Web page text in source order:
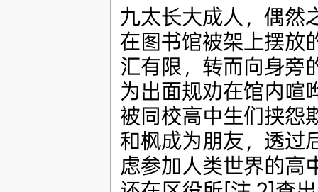
九太长大成人，偶然
在图书馆被架上摆放
汇有限，转而向身旁
为出面规劝在馆内喧
被同校高中生们挟怨
和枫成为朋友，透过
虑参加人类世界的高